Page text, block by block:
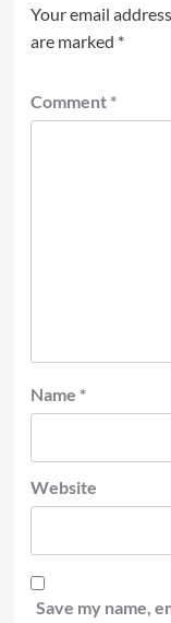
Your email
are marked *
Comment *
Name *
Website
Save my name,